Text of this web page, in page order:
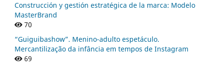
Construcción y gestión estratégica de la marca: Modelo
MasterBrand
70
“Guiguibashow”. Menino-adulto espetáculo.
Mercantilização da infância em tempos de Instagram
69